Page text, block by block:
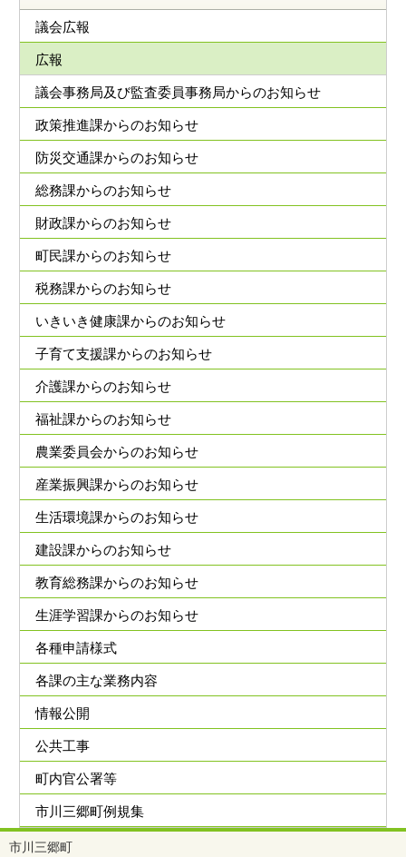
議会広報
広報
議会事務局及び監査委員事務局からのお知らせ
政策推進課からのお知らせ
防災交通課からのお知らせ
総務課からのお知らせ
財政課からのお知らせ
町民課からのお知らせ
税務課からのお知らせ
いきいき健康課からのお知らせ
子育て支援課からのお知らせ
介護課からのお知らせ
福祉課からのお知らせ
農業委員会からのお知らせ
産業振興課からのお知らせ
生活環境課からのお知らせ
建設課からのお知らせ
教育総務課からのお知らせ
生涯学習課からのお知らせ
各種申請様式
各課の主な業務内容
情報公開
公共工事
町内官公署等
市川三郷町例規集
市川三郷町